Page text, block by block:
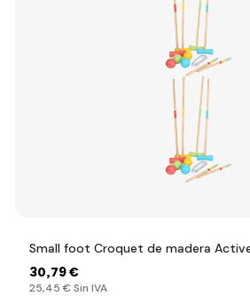
Small foot Croquet de madera
30,79 €
25,45 € Sin IVA